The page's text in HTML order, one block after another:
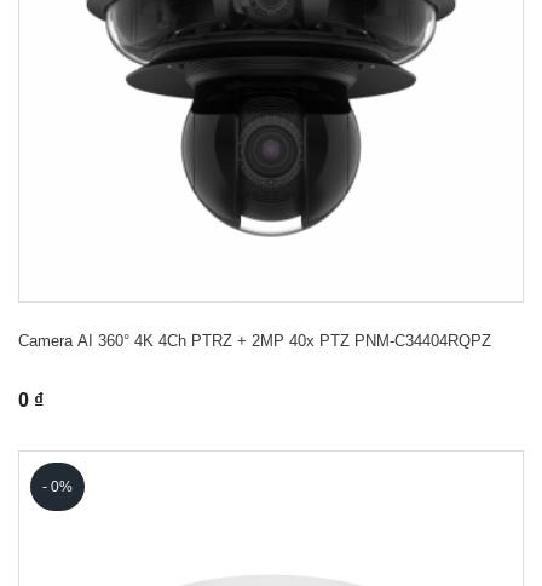
Camera AI 360° 4K 4Ch PTRZ + 2MP 40x PTZ PNM-C34404RQPZ
0 ₫
- 0%